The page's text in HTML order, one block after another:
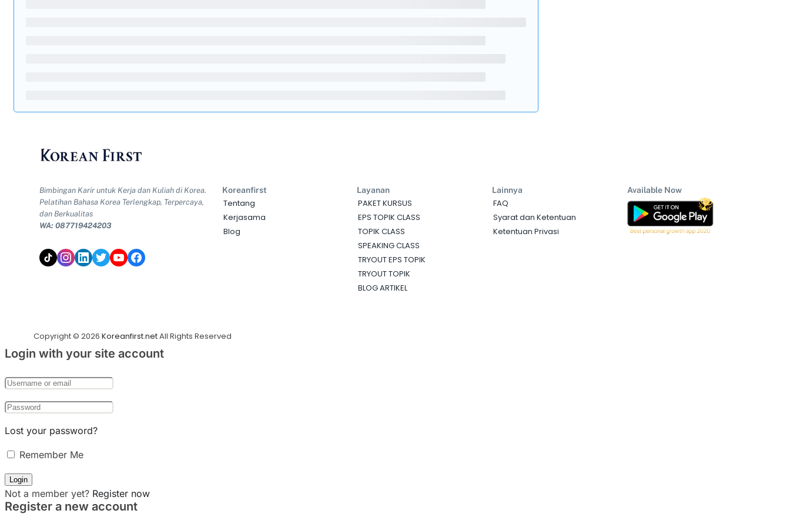
Bimbingan Karir untuk Kerja dan Kuliah di Korea.
Pelatihan Bahasa Korea Terlengkap, Terpercaya,
dan Berkualitas
WA: 087719424203
Koreanfirst
Tentang
Kerjasama
Blog
Layanan
PAKET KURSUS
EPS TOPIK CLASS
TOPIK CLASS
SPEAKING CLASS
TRYOUT EPS TOPIK
TRYOUT TOPIK
BLOG ARTIKEL
Lainnya
FAQ
Syarat dan Ketentuan
Ketentuan Privasi
Available Now
Copyright © 2026 Koreanfirst.netAll Rights Reserved
Login with your site account
Lost your password?
Remember Me
Not a member yet? Register now
Register a new account